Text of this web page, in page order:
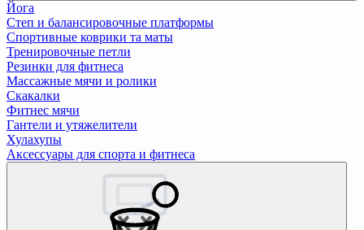
Йога
Степ и балансировочные платформы
Спортивные коврики та маты
Тренировочные петли
Резинки для фитнеса
Массажные мячи и ролики
Скакалки
Фитнес мячи
Гантели и утяжелители
Хулахупы
Аксессуары для спорта и фитнеса